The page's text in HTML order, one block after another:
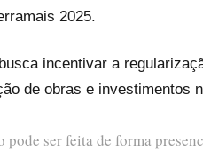
2025.
incentivar a
de obras e investimentos
pode ser feita de forma